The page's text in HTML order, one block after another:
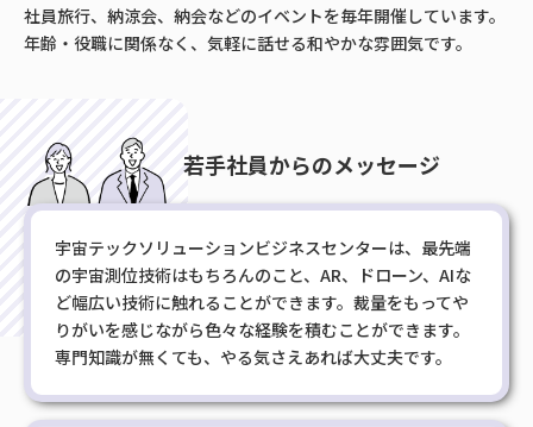
社員旅行、納涼会、納会などのイベントを毎年開催しています。
年齢・役職に関係なく、気軽に話せる和やかな雰囲気です。
若手社員からのメッセージ
宇宙テックソリューションビジネスセンターは、最先端
の宇宙測位技術はもちろんのこと、AR、ドローン、AIな
ど幅広い技術に触れることができます。裁量をもってや
りがいを感じながら色々な経験を積むことができます。
専門知識が無くても、やる気さえあれば大丈夫です。